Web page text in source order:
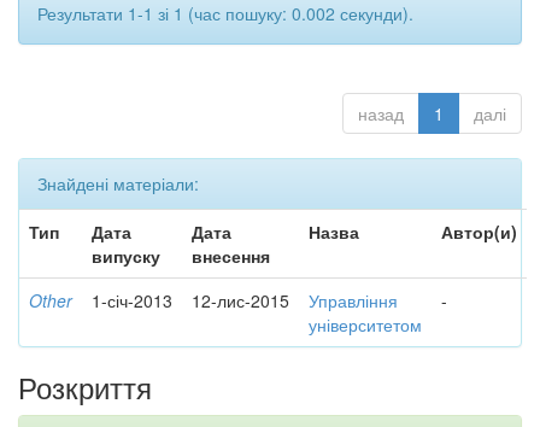
Результати 1-1 зі 1 (час пошуку: 0.002 секунди).
назад 1 далі
Знайдені матеріали:
Тип
Дата
випуску
Дата
внесення
Назва Автор(и)
Other 1-січ-2013 12-лис-2015
Управління
університетом
-
Розкриття